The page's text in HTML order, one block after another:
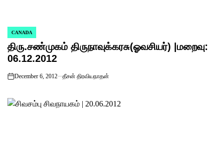
POSTED
IN
CANADA
திரு.சண்முகம் திருநாவுக்கரசு(ஓவசியர்) |மறைவு:
06.12.2012
on
December 6, 2012 தீசன் திரவியநாதன்